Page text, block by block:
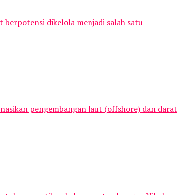
berpotensi dikelola menjadi salah satu
pengembangan laut (offshore) dan darat